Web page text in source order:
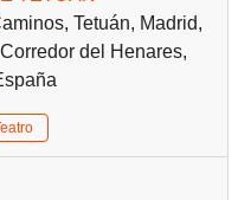
Tetuán, Madrid,
del Henares,